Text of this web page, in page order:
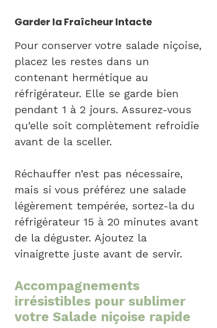
Garder la Fraîcheur Intacte
Pour conserver votre salade niçoise,
placez les restes dans un
contenant hermétique au
réfrigérateur. Elle se garde bien
pendant 1 à 2 jours. Assurez-vous
qu’elle soit complètement refroidie
avant de la sceller.
Réchauffer n’est pas nécessaire,
mais si vous préférez une salade
légèrement tempérée, sortez-la du
réfrigérateur 15 à 20 minutes avant
de la déguster. Ajoutez la
vinaigrette juste avant de servir.
Accompagnements
irrésistibles pour sublimer
votre Salade niçoise rapide